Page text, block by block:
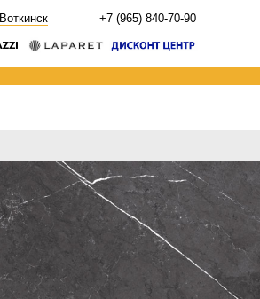
+7 (965) 840-70-90
Воткинск